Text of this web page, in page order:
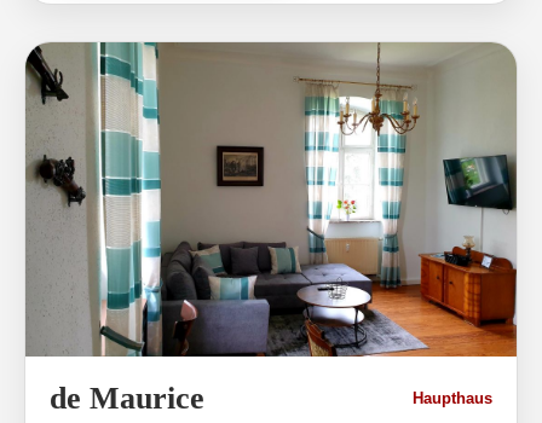
de Maurice Haupthaus